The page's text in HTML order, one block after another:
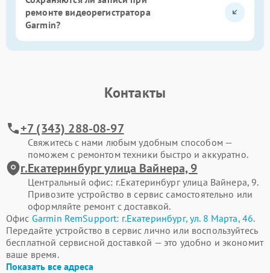
ремонте видеорегистратора
Garmin?
Контакты
+7 (343) 288-08-97
Свяжитесь с нами любым удобным способом —
поможем с ремонтом техники быстро и аккуратно.
г.Екатеринбург улица Вайнера, 9
Центральный офис: г.Екатеринбург улица Вайнера, 9.
Привозите устройство в сервис самостоятельно или
оформляйте ремонт с доставкой.
Офис Garmin RemSupport: г.Екатеринбург, ул. 8 Марта, 46.
Передайте устройство в сервис лично или воспользуйтесь
бесплатной сервисной доставкой — это удобно и экономит
ваше время.
Показать все адреса